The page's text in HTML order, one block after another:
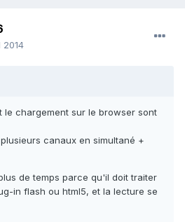
2014
le chargement sur le browser sont
canaux en simultané +
de temps parce qu'il doit traiter
in flash ou html5, et la lecture se